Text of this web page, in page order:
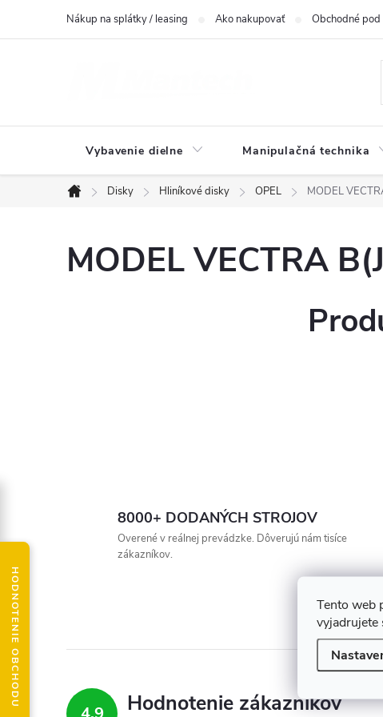
Tento web
vyjadrujete
Nákup na splátky / leasing Ako nakupovať Obchodné
Vybavenie dielne Manipulačná technika
Domov
Disky Hliníkové disky OPEL MODEL
MODEL VECTRA
8000+ DODANÝCH STROJOV
Overené v reálnej prevádzke. Dôverujú nám tisíce
zákazníkov.
Hodnotenie zákazníkov
HODNOTENIE OBCHODU